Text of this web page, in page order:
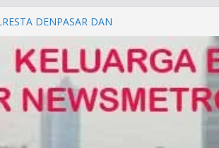
Dipidana
DENPASAR DAN
POLDA BALI DIDUGA
ke Mabes Polri
Palsu, Kapolres
PUNGLI SIM
Alam di Jawa Barat yang